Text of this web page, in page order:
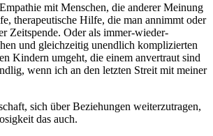
mit Menschen, die anderer Meinung
therapeutische Hilfe, die man annimmt oder
Zeitspende. Oder als immer-wieder-
und gleichzeitig unendlich komplizierten
Kindern umgeht, die einem anvertraut sind
wenn ich an den letzten Streit mit meiner
sich über Beziehungen weiterzutragen,
das auch.